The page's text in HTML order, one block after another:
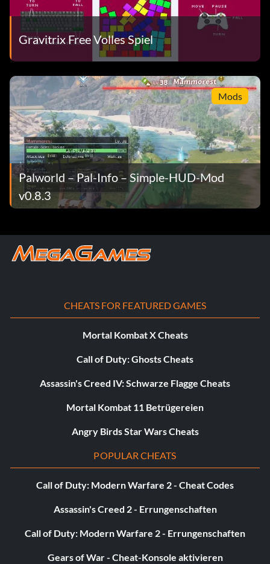
Gravitrix Free Volles Spiel
Mods
Palworld – Pal-Info – Simple-HUD-Mod
v0.8.3
CHEATS FOR FEATURED GAMES
Mortal Kombat X Cheats
Call of Duty: Ghosts Cheats
Assassin's Creed IV: Schwarze Flagge Cheats
Mortal Kombat 11 Betrügereien
Angry Birds Star Wars Cheats
POPULAR CHEATS
Call of Duty: Modern Warfare 2 - Cheat Codes
Assassin's Creed 2 - Errungenschaften
Call of Duty: Modern Warfare 2 - Errungenschaften
Gears of War - Cheat-Konsole aktivieren